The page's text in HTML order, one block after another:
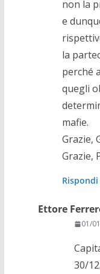
non la
e
la
perché
quegli
mafie.
Grazie,
Grazie,
Rispondi
Ettore
01/
30/